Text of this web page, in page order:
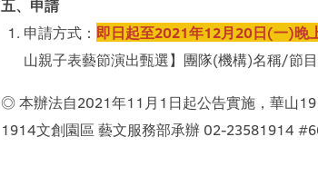
五、申請
申請方式： 即日起至2021年12月20日(一)晚
山親子表藝節演出甄選】團隊(機構)名稱/節目
◎ 本辦法自2021年11月1日起公告實施，華山
1914文創園區 藝文服務部承辦 02-23581914